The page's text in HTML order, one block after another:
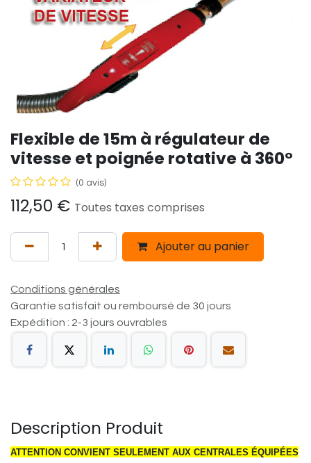
Flexible de 15m à régulateur de
vitesse et poignée rotative à 360°
(0 avis)
112,50 € Toutes taxes comprises
Ajouter au panier
Conditions générales
Garantie satisfait ou remboursé de 30 jours
Expédition : 2-3 jours ouvrables
Description Produit
ATTENTION CONVIENT SEULEMENT AUX CENTRALES ÉQUIPÉES